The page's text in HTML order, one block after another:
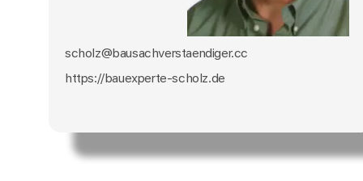
scholz@bausachverstaendiger.cc
https://bauexperte-scholz.de